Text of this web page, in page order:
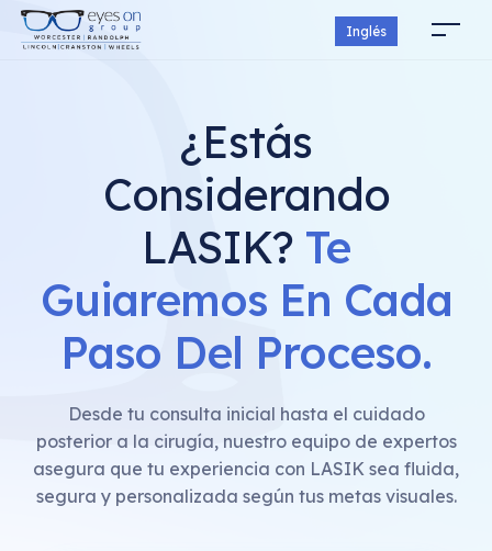
Inglés
¿Estás
Considerando
LASIK? Te
Guiaremos En Cada
Paso Del Proceso.
Desde tu consulta inicial hasta el cuidado
posterior a la cirugía, nuestro equipo de expertos
asegura que tu experiencia con LASIK sea fluida,
segura y personalizada según tus metas visuales.